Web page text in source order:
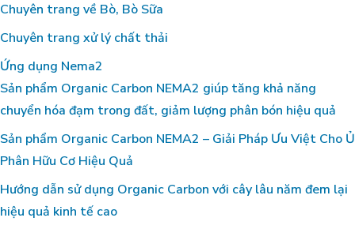
Chuyên trang về Bò, Bò Sữa
Chuyên trang xử lý chất thải
Ứng dụng Nema2
Sản phẩm Organic Carbon NEMA2 giúp tăng khả năng
chuyển hóa đạm trong đất, giảm lượng phân bón hiệu quả
Sản phẩm Organic Carbon NEMA2 – Giải Pháp Ưu Việt Cho Ủ
Phân Hữu Cơ Hiệu Quả
Hướng dẫn sử dụng Organic Carbon với cây lâu năm đem lại
hiệu quả kinh tế cao